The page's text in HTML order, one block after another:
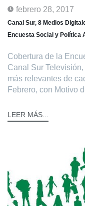
febrero 28, 2017
Canal Sur, 8 Medios
Encuesta Social y Política
Cobertura de la
Canal Sur
más relevantes de
Febrero, con Motivo
LEER MÁS...